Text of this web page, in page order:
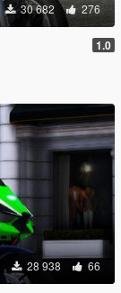
30 682 276
1.0
28 938 66